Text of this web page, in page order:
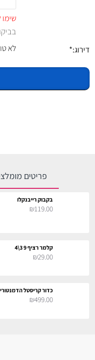
דירוג:
לא
פריטים
בקבוק רייבנקלו
₪119.00
קלמר רציף 9 3\4
₪29.00
כדור קריסטל
₪499.00